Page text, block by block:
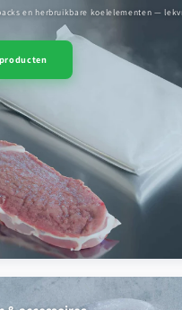
en herbruikbare koelelementen —